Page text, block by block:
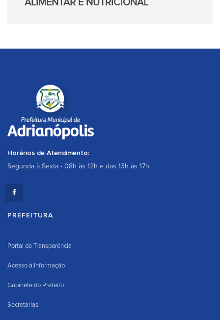
ALIMENTAR E NUTRICIONAL
Horários de Atendimento:
Segunda à Sexta - 08h às 12h e das 13h às 17h
PREFEITURA
Portal da Transparência
Acesso à Informação
Gabinete do Prefeito
Secretarias